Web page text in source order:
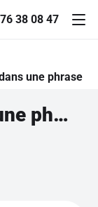
38 08 47
une phrase
Placer la virgule dans une phrase